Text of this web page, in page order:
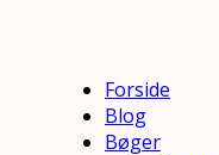
Forside
Blog
Bøger